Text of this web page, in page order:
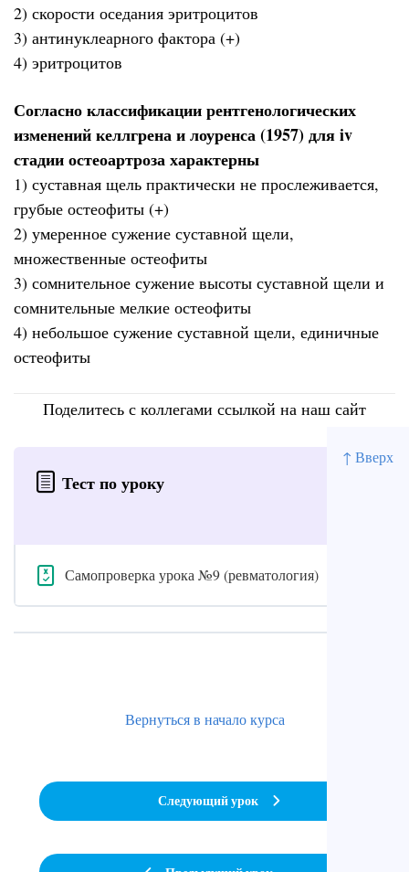
↑ Вверх
2) скорости оседания эритроцитов
3) антинуклеарного фактора (+)
4) эритроцитов
Согласно классификации рентгенологических
изменений келлгрена и лоуренса (1957) для iv
стадии остеоартроза характерны
1) суставная щель практически не прослеживается,
грубые остеофиты (+)
2) умеренное сужение суставной щели,
множественные остеофиты
3) сомнительное сужение высоты суставной щели и
сомнительные мелкие остеофиты
4) небольшое сужение суставной щели, единичные
остеофиты
Поделитесь с коллегами ссылкой на наш сайт
Тест по уроку
Самопроверка урока №9 (ревматология)
Вернуться в начало курса
Следующий урок